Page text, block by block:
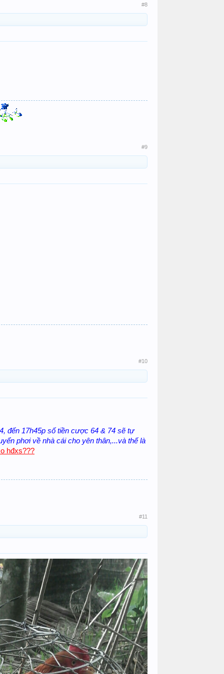
#8
#9
#10
đến 17h45p số tiền cược 64 & 74 sẽ tự
phơi về nhà cái cho yên thân,...và thế là
hđxs???
#11